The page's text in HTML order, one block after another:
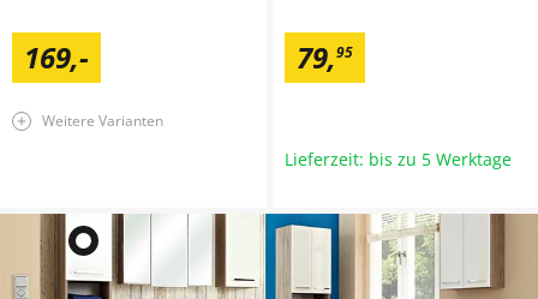
169,-
Weitere Varianten
79,95
Lieferzeit: bis zu 5 Werktage